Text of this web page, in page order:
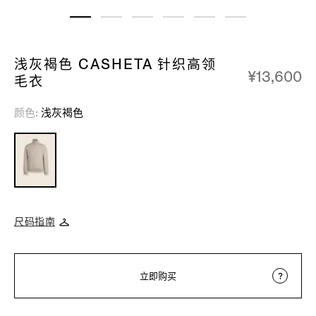
浅灰褐色 CASHETA 针织高领
毛衣
¥13,600
颜色 浅灰褐色
尺码指南
立即购买